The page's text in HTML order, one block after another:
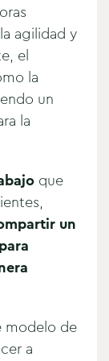
agilidad y
el
la
un
la
que
un
modelo de
a